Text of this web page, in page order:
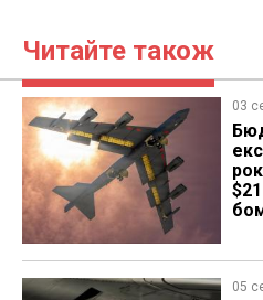
Читайте також
03
05